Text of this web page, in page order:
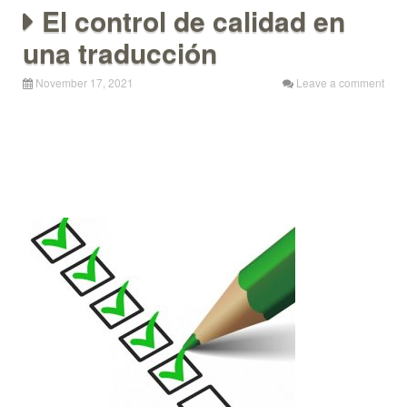
El control de calidad en
una traducción
November 17, 2021 Leave a comment